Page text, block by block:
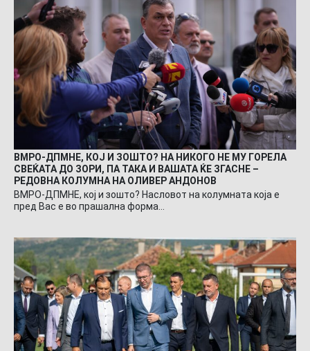
ВМРО-ДПМНЕ, КОЈ И ЗОШТО? НА НИКОГО НЕ МУ ГОРЕЛА
СВЕЌАТА ДО ЗОРИ, ПА ТАКА И ВАШАТА ЌЕ ЗГАСНЕ –
РЕДОВНА КОЛУМНА НА ОЛИВЕР АНДОНОВ
ВМРО-ДПМНЕ, кој и зошто? Насловот на колумната која е
пред Вас е во прашална форма…